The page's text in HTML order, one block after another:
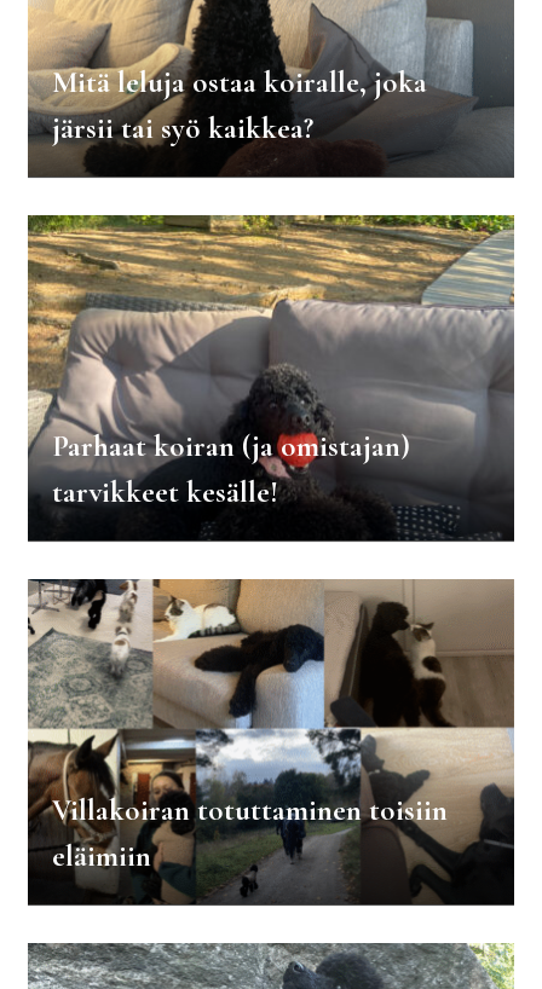
Mitä leluja ostaa koiralle, joka
järsii tai syö kaikkea?
Parhaat koiran (ja omistajan)
tarvikkeet kesälle!
Villakoiran totuttaminen toisiin
eläimiin